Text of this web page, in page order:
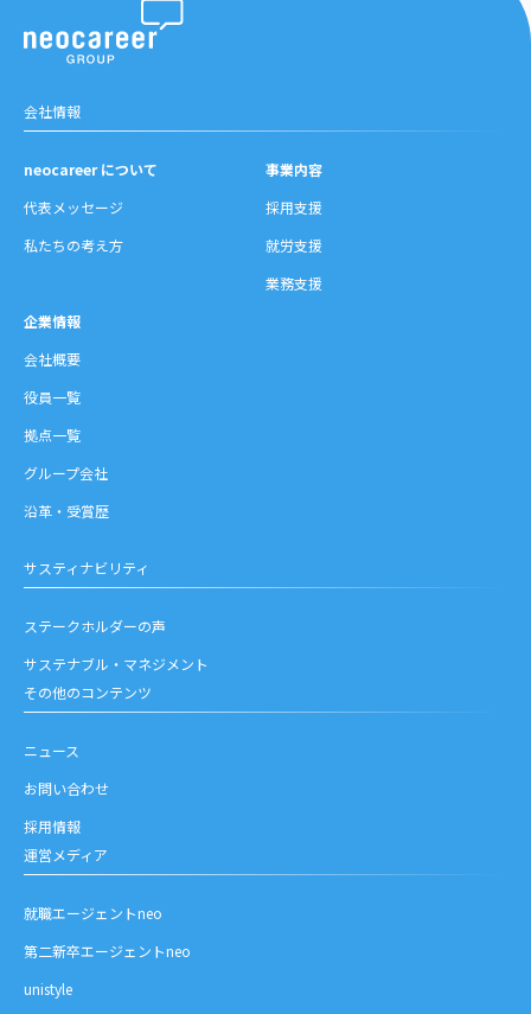
会社情報
neocareer について
代表メッセージ
私たちの考え方
事業内容
採用支援
就労支援
業務支援
企業情報
会社概要
役員一覧
拠点一覧
グループ会社
沿革・受賞歴
サスティナビリティ
ステークホルダーの声
サステナブル・マネジメント
その他のコンテンツ
ニュース
お問い合わせ
採用情報
運営メディア
就職エージェントneo
第二新卒エージェントneo
unistyle